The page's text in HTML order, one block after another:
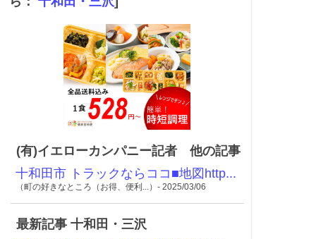
(有)イエローカンパニー記者 他の記事
十和田市 トラックならココ■地図http...
（町の好きなところ（お得、便利...）- 2025/03/06
最新記事 十和田・三沢